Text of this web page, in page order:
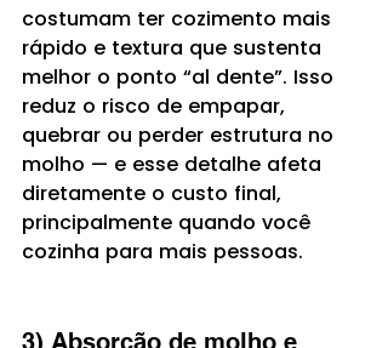
costumam ter cozimento mais
rápido e textura que sustenta
melhor o ponto “al dente”. Isso
reduz o risco de empapar,
quebrar ou perder estrutura no
molho — e esse detalhe afeta
diretamente o custo final,
principalmente quando você
cozinha para mais pessoas.
3) Absorção de molho e